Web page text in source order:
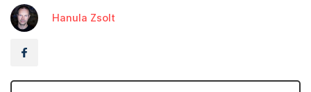
Hanula Zsolt